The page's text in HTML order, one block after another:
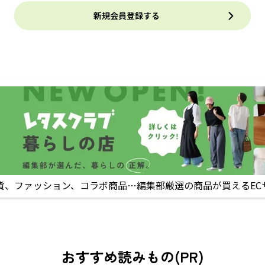
新規会員登録する
、ファッション、コラボ商品…編集部厳選の商品が買えるEC
おすすめ読みもの(PR)